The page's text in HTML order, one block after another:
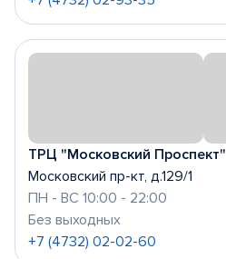
ТРЦ "Московский Проспект"
Московский пр-кт, д.129/1
ПН - ВС 10:00 - 22:00
Без выходных
+7 (4732) 02-02-60